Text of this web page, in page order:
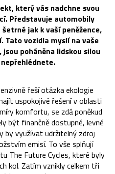
který vás nadchne svou
Představuje automobily
jak k vaší peněžence,
vozidla myslí na vaše
poháněna lidskou silou
řeší otázka ekologie
uspokojivé řešení v oblasti
komfortu, se zdá poněkud
být finančně dostupné, levné
by využívat udržitelný zdroj
emisí. To vše splňují
The Future Cycles, které byly
kol. Zatím vznikly celkem tři